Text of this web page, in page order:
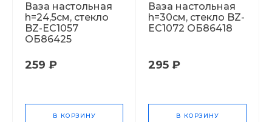
Ваза настольная
h=24,5см, стекло
BZ-EC1057
ОБ86425
259 ₽
В КОРЗИНУ
Ваза настольная
h=30см, стекло BZ-
EC1072 ОБ86418
295 ₽
В КОРЗИНУ